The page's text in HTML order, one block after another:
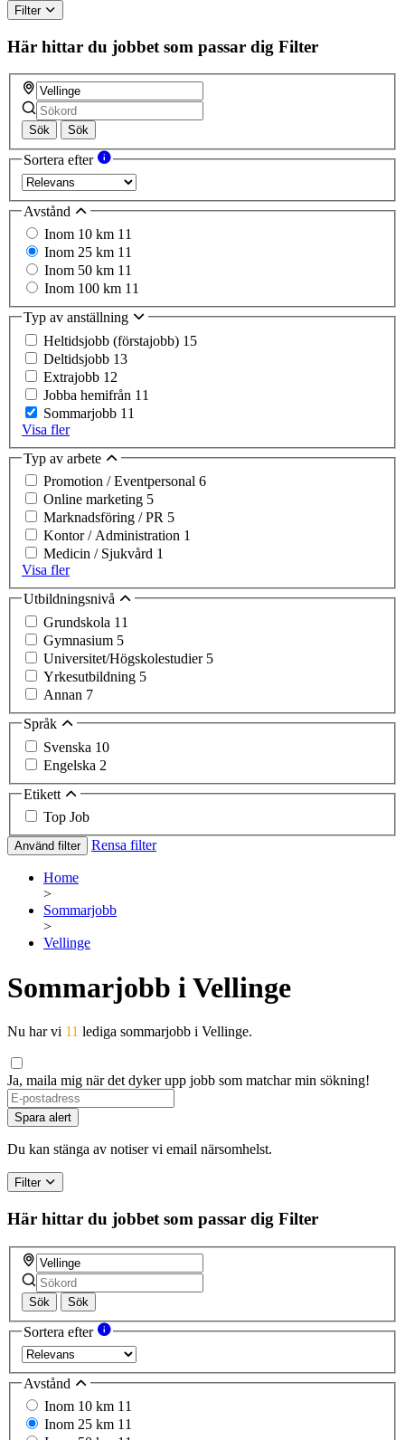
Filter
Här hittar du jobbet som passar dig Filter
Sök Sök
Sortera efter
Avstånd
Inom 10 km 11
Inom 25 km 11
Inom 50 km 11
Inom 100 km 11
Typ av anställning
Heltidsjobb (förstajobb) 15
Deltidsjobb 13
Extrajobb 12
Jobba hemifrån 11
Sommarjobb 11
Visa fler
Typ av arbete
Promotion / Eventpersonal 6
Online marketing 5
Marknadsföring / PR 5
Kontor / Administration 1
Medicin / Sjukvård 1
Visa fler
Utbildningsnivå
Grundskola 11
Gymnasium 5
Universitet/Högskolestudier 5
Yrkesutbildning 5
Annan 7
Språk
Svenska 10
Engelska 2
Etikett
Top Job
Använd filter Rensa filter
Home
>
Sommarjobb
>
Vellinge
Sommarjobb i Vellinge
Nu har vi 11 lediga sommarjobb i Vellinge.
Ja, maila mig när det dyker upp jobb som matchar min sökning!
If
you
are
a
ignore
this
field
Spara alert
Du kan stänga av notiser vi email närsomhelst.
Filter
Här hittar du jobbet som passar dig Filter
Sök Sök
Sortera efter
Avstånd
Inom 10 km 11
Inom 25 km 11